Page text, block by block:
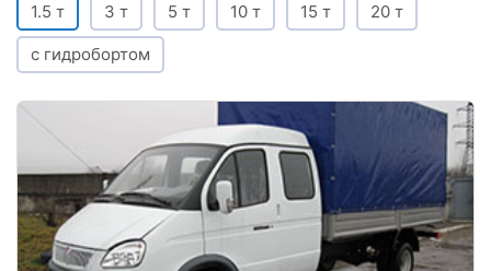
1.5 т 3 т 5 т 10 т 15 т 20 т
с гидробортом